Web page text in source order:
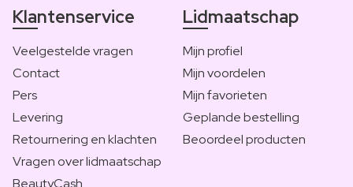
Klantenservice
Veelgestelde vragen
Contact
Pers
Levering
Retournering en klachten
Vragen over lidmaatschap
BeautyCash
Lidmaatschap
Mijn profiel
Mijn voordelen
Mijn favorieten
Geplande bestelling
Beoordeel producten